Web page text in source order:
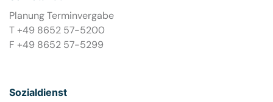
Planung Terminvergabe
T +49 8652 57-5200
F +49 8652 57-5299
Sozialdienst